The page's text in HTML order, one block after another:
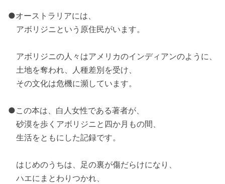
●オーストラリアには、
アボリジニという原住民がいます。
アボリジニの人々はアメリカのインディアンのように、
土地を奪われ、人種差別を受け、
その文化は危機に瀕しています。
●この本は、白人女性である著者が、
砂漠を歩くアボリジニと四か月もの間、
生活をともにした記録です。
はじめのうちは、足の裏が傷だらけになり、
ハエにまとわりつかれ、